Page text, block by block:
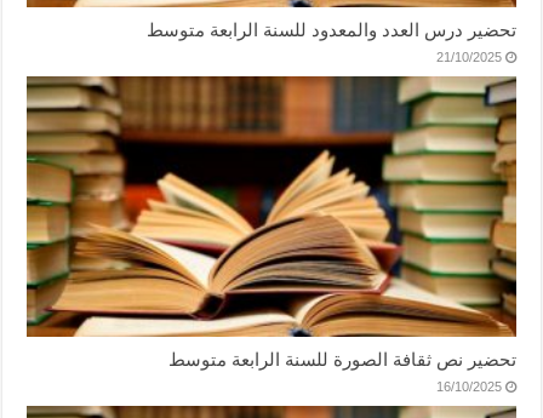
تحضير درس العدد والمعدود للسنة الرابعة متوسط
21/10/2025
تحضير نص ثقافة الصورة للسنة الرابعة متوسط
16/10/2025